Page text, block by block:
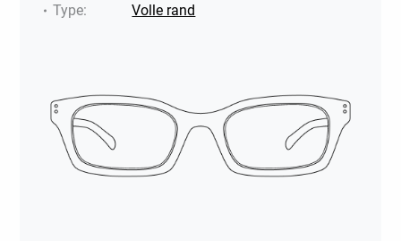
Type: Volle rand